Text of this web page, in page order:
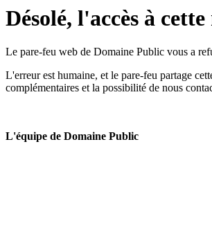
Désolé, l'accès à
Le pare-feu web de Domaine Public vous a
L'erreur est humaine, et le pare-feu partage
complémentaires et la possibilité de nous
L'équipe de Domaine Public